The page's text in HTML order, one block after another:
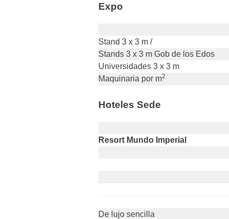
Expo
Stand 3 x 3 m /
Stands 3 x 3 m Gob de los Edos
Universidades 3 x 3 m
Maquinaria por m2
Hoteles Sede
Resort Mundo Imperial
De lujo sencilla